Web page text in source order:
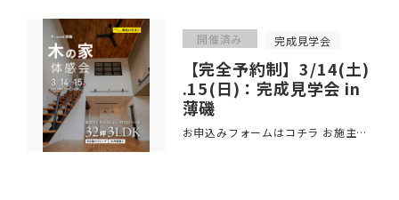
開催済み 完成見学会
【完全予約制】3/14(土)
.15(日)：完成見学会 in
薄磯
お申込みフォームはコチラ お施主様のご厚意で、【新築】完成見学会を開催いたします。 ･･･